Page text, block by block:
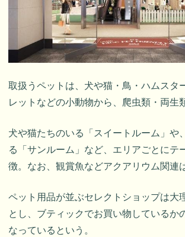
取扱うペットは、犬や猫・鳥・ハムスタ
レットなどの小動物から、爬虫類・両生
犬や猫たちのいる「スイートルーム」や
る「サンルーム」など、エリアごとにテ
徴。なお、観賞魚などアクアリウム関連
ペット用品が並ぶセレクトショップは大
とし、ブティックでお買い物しているか
なっているという。